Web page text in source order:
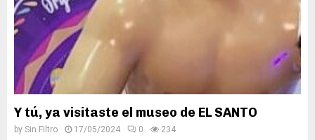
Y tú, ya visitaste el museo de EL SANTO
by Sin Filtro 17/05/2024 0 234